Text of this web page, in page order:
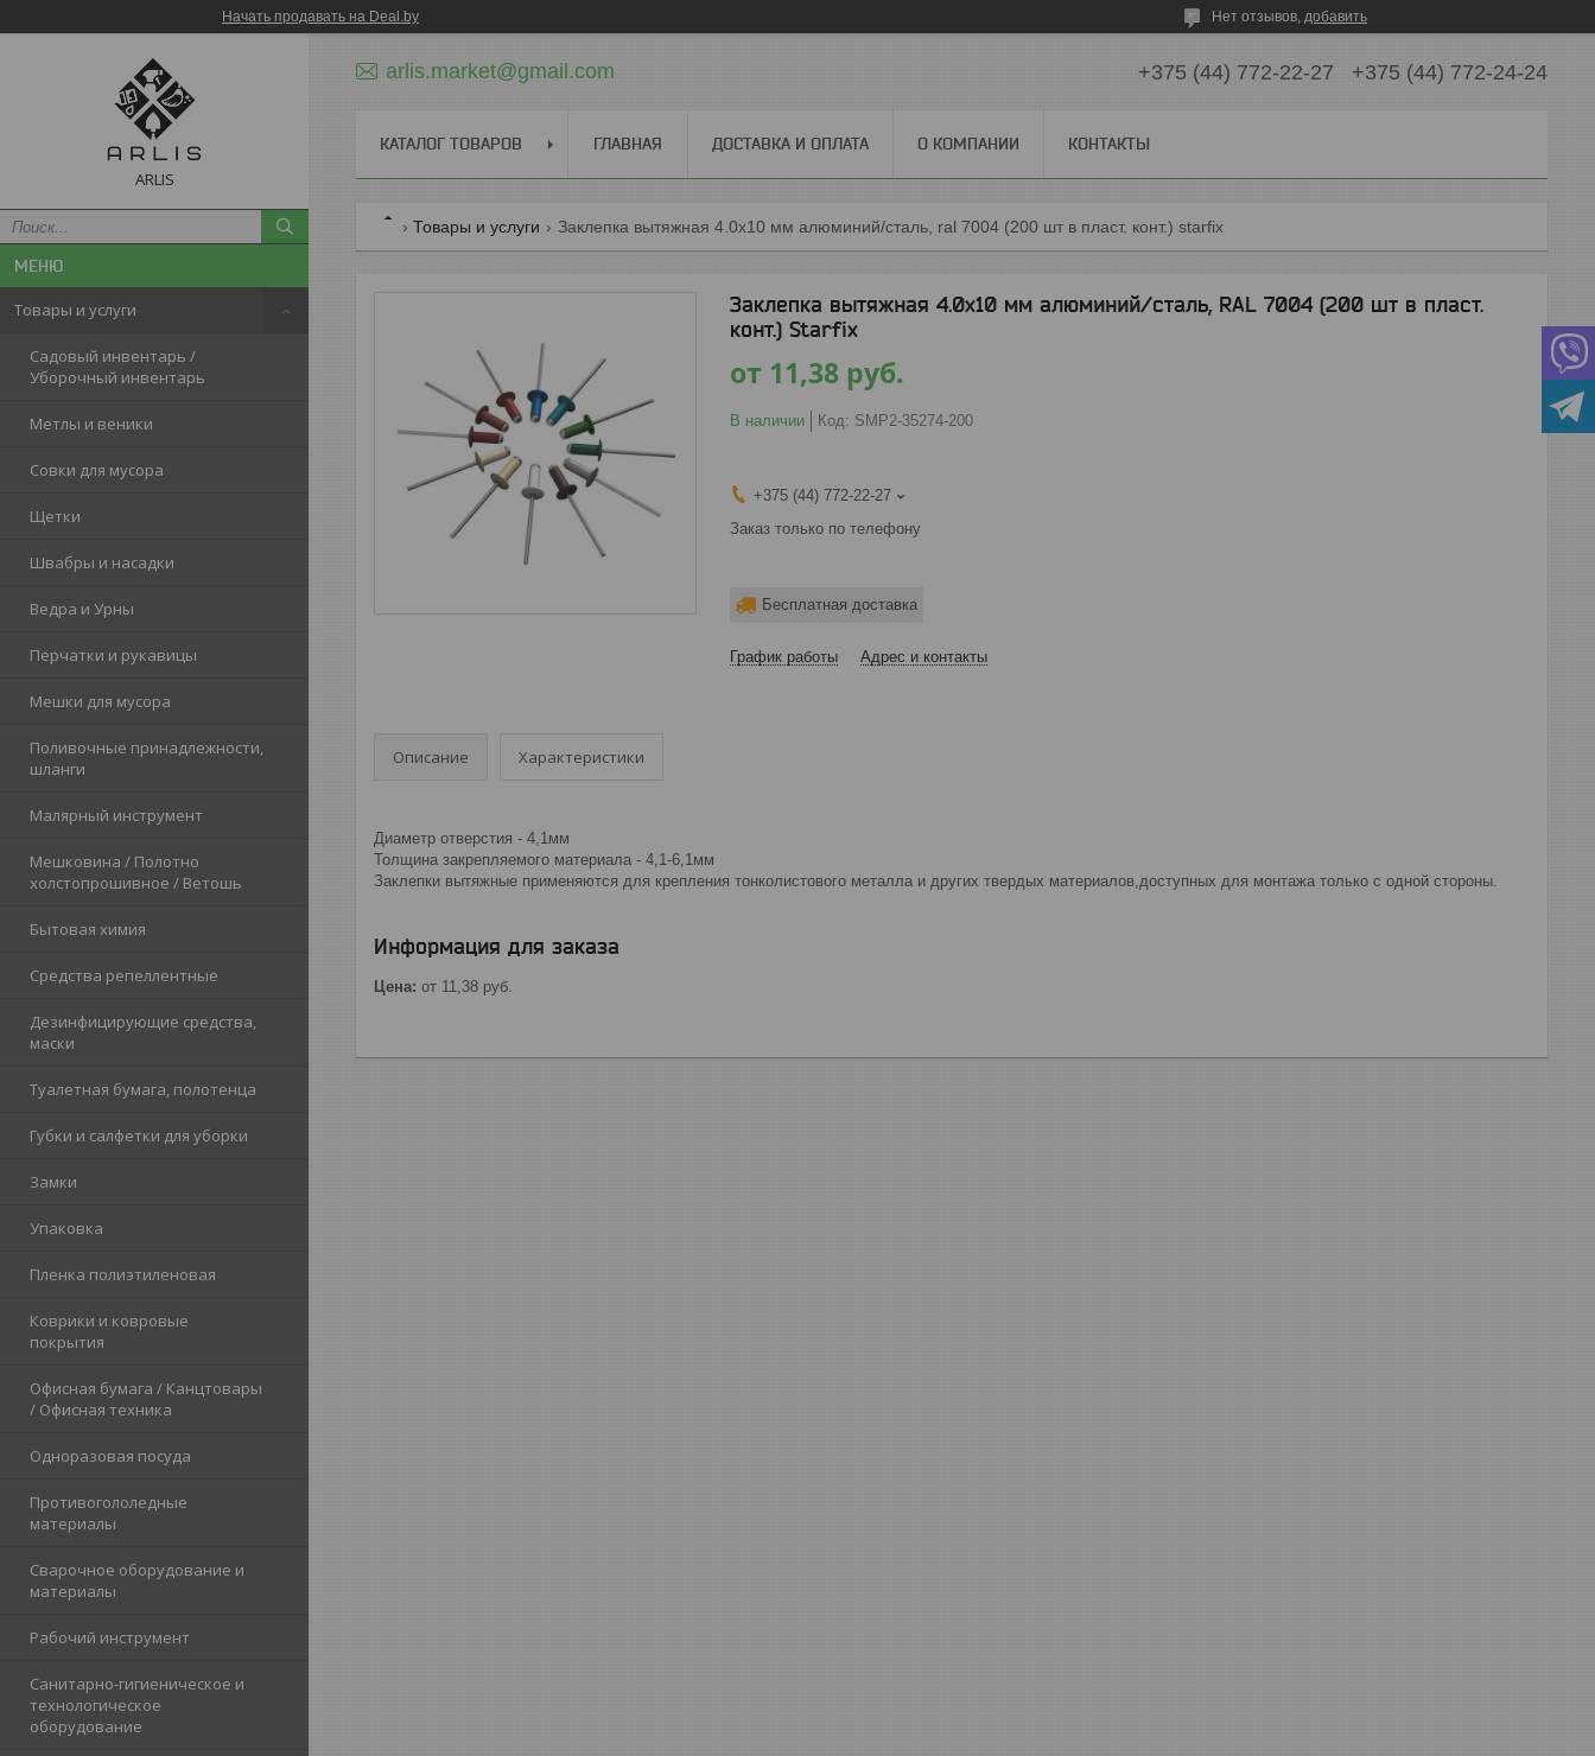
Начать продавать на Deal.by Нет отзывов, добавить
ARLIS
Товары и услуги
Садовый инвентарь /
Уборочный инвентарь
Метлы и веники
Совки для мусора
Щетки
Швабры и насадки
Ведра и Урны
Перчатки и рукавицы
Мешки для мусора
Поливочные принадлежности,
шланги
Малярный инструмент
Мешковина / Полотно
холстопрошивное / Ветошь
Бытовая химия
Средства репеллентные
Дезинфицирующие средства,
маски
Туалетная бумага, полотенца
Губки и салфетки для уборки
Замки
Упаковка
Пленка полиэтиленовая
Коврики и ковровые
покрытия
Офисная бумага / Канцтовары
/ Офисная техника
Одноразовая посуда
Противогололедные
материалы
Сварочное оборудование и
материалы
Рабочий инструмент
Санитарно-гигиеническое и
технологическое
оборудование
arlis.market@gmail.com +375 (44) 772-22-27 +375 (44) 772-24-24
КАТАЛОГ ТОВАРОВ ГЛАВНАЯ ДОСТАВКА И ОПЛАТА О КОМПАНИИ КОНТАКТЫ
Товары и услуги Заклепка вытяжная 4.0х10 мм алюминий/сталь, ral 7004 (200 шт в пласт. конт.) starfix
Заклепка вытяжная 4.0х10 мм алюминий/сталь, RAL 7004 (200 шт в пласт.
конт.) Starfix
от 11,38 руб.
В наличии Код: SMP2-35274-200
+375 (44) 772-22-27
Заказ только по телефону
Бесплатная доставка
График работы Адрес и контакты
Описание Характеристики
Диаметр отверстия - 4,1мм
Толщина закрепляемого материала - 4,1-6,1мм
Заклепки вытяжные применяются для крепления тонколистового металла и других твердых материалов,доступных для монтажа только с одной стороны.
Информация для заказа
Цена: от 11,38 руб.